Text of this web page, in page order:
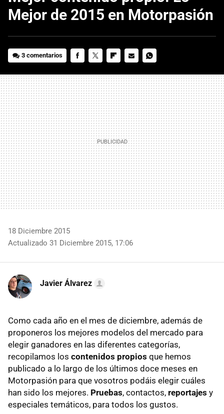
Mejor de 2015 en Motorpasión
3 comentarios
MAIL
18 Diciembre 2015
Actualizado 31 Diciembre 2015, 17:06
Javier Álvarez
Como cada año en el mes de diciembre, además de
proponeros los mejores modelos del mercado para
elegir ganadores en las diferentes categorías,
recopilamos los contenidos propios que hemos
publicado a lo largo de los últimos doce meses en
Motorpasión para que vosotros podáis elegir cuáles
han sido los mejores. Pruebas, contactos, reportajes y
especiales temáticos, para todos los gustos.